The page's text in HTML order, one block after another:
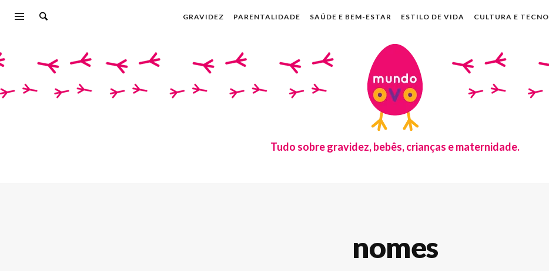
GRAVIDEZ PARENTALIDADE SAÚDE E BEM-ESTAR ESTILO DE VIDA CULTURA E
Tudo sobre gravidez, bebês, crianças e maternidade.
nomes